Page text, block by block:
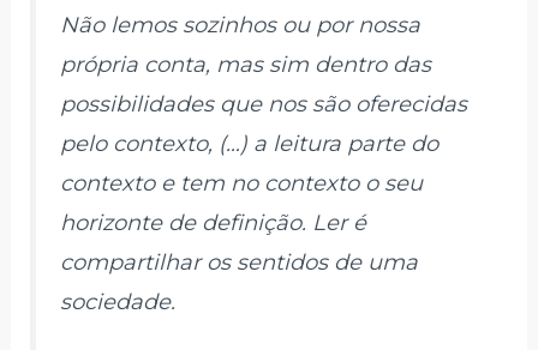
Não lemos sozinhos ou por nossa
própria conta, mas sim dentro das
possibilidades que nos são oferecidas
pelo contexto, (…) a leitura parte do
contexto e tem no contexto o seu
horizonte de definição. Ler é
compartilhar os sentidos de uma
sociedade.